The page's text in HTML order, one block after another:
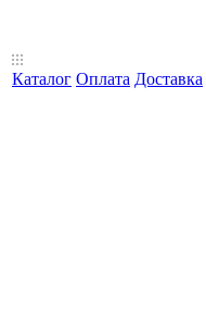
Каталог Оплата Доставка